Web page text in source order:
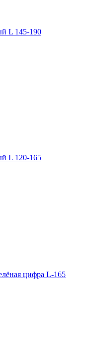
L 145-190
L 120-165
цифра L-165